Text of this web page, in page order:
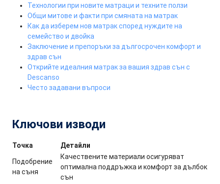
Технологии при новите матраци и техните ползи
Общи митове и факти при смяната на матрак
Как да изберем нов матрак според нуждите на
семейство и двойка
Заключение и препоръки за дългосрочен комфорт и
здрав сън
Открийте идеалния матрак за вашия здрав сън с
Descanso
Често задавани въпроси
Ключови изводи
Точка Детайли
Подобрение
на съня
Качествените материали осигуряват
оптимална поддръжка и комфорт за дълбок
сън